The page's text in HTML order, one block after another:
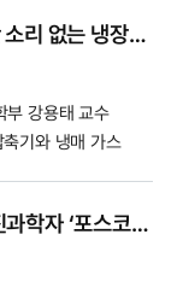
: 플래텀) 해당
차세대 다중 모드
강용태 교수, ‘세계 최초 칼로릭효과 기반 소리 없는 냉장고’ 기술로 Science 저널에 논문 게재
부 강용태 교수
축기와 냉매 가스
원이 참여했다.
수 질산염이...
유동주 교수, 2026 포스코청암재단 신진과학자 ‘포스코사이언스펠로’ 선정